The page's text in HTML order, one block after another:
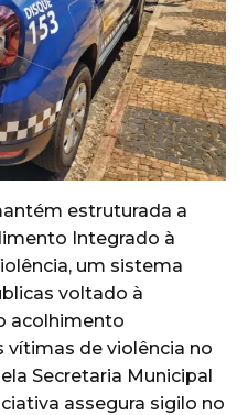
estruturada a
Integrado à
um sistema
voltado à
acolhimento
vítimas de violência no
Secretaria Municipal
assegura sigilo no